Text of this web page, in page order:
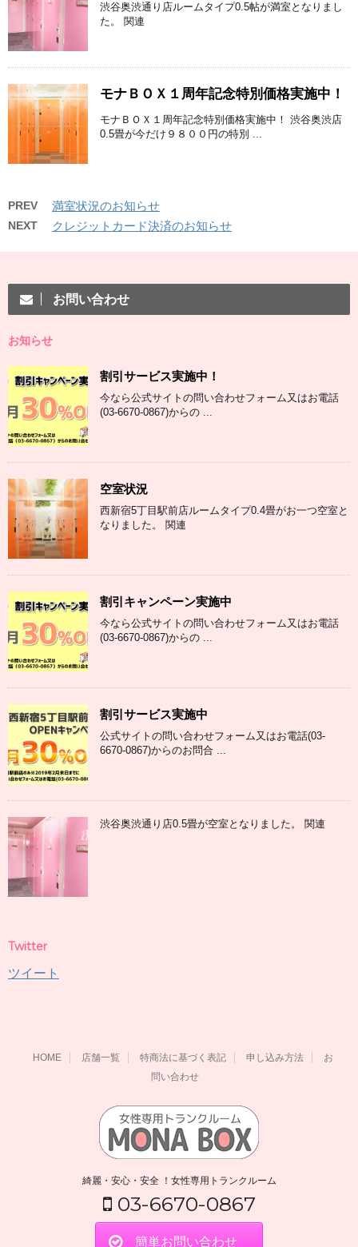
渋谷奥渋通り店ルームタイプ0.5帖が満室となりまし
た。 関連
モナＢＯＸ１周年記念特別価格実施中！
モナＢＯＸ１周年記念特別価格実施中！ 渋谷奥渋店
0.5畳が今だけ９８００円の特別 ...
PREV 満室状況のお知らせ
NEXT クレジットカード決済のお知らせ
お問い合わせ
お知らせ
割引サービス実施中！
今なら公式サイトの問い合わせフォーム又はお電話
(03-6670-0867)からの ...
空室状況
西新宿5丁目駅前店ルームタイプ0.4畳がお一つ空室と
なりました。 関連
割引キャンペーン実施中
今なら公式サイトの問い合わせフォーム又はお電話
(03-6670-0867)からの ...
割引サービス実施中
公式サイトの問い合わせフォーム又はお電話(03-
6670-0867)からのお問合 ...
渋谷奥渋通り店0.5畳が空室となりました。 関連
Twitter
ツイート
HOME 店舗一覧 特商法に基づく表記 申し込み方法
お
問い合わせ
綺麗・安心・安全 ！女性専用トランクルーム
03-6670-0867
簡単お問い合わせ